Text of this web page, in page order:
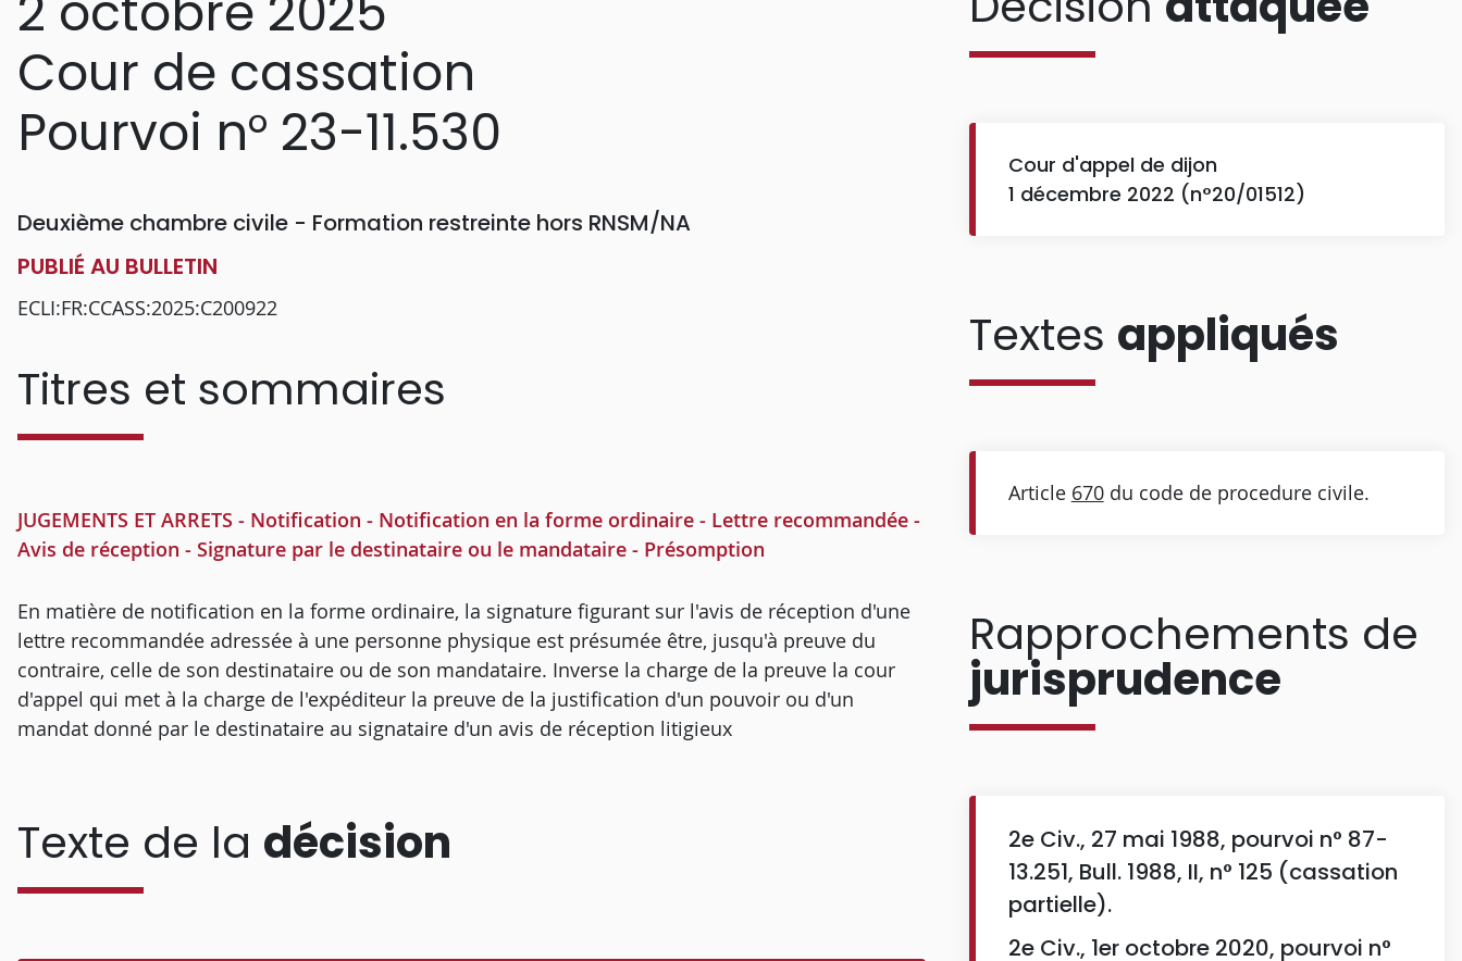
Cour de cassation
Pourvoi n° 23-11.530
Deuxième chambre civile - Formation restreinte hors RNSM/NA
PUBLIÉ AU BULLETIN
ECLI:FR:CCASS:2025:C200922
Titres et sommaires
JUGEMENTS ET ARRETS - Notification - Notification en la forme ordinaire - Lettre recommandée -
Avis de réception - Signature par le destinataire ou le mandataire - Présomption
En matière de notification en la forme ordinaire, la signature figurant sur l'avis de réception d'une
lettre recommandée adressée à une personne physique est présumée être, jusqu'à preuve du
contraire, celle de son destinataire ou de son mandataire. Inverse la charge de la preuve la cour
d'appel qui met à la charge de l'expéditeur la preuve de la justification d'un pouvoir ou d'un
mandat donné par le destinataire au signataire d'un avis de réception litigieux
Texte de la décision
Cour d'appel de dijon
1 décembre 2022 (n°20/01512)
Textes appliqués
Article 670du code de procedure civile.
Rapprochements de
jurisprudence
2e Civ., 27 mai 1988, pourvoi n° 87-
13.251, Bull. 1988, II, n° 125 (cassation
partielle).
2e Civ., 1er octobre 2020, pourvoi n°